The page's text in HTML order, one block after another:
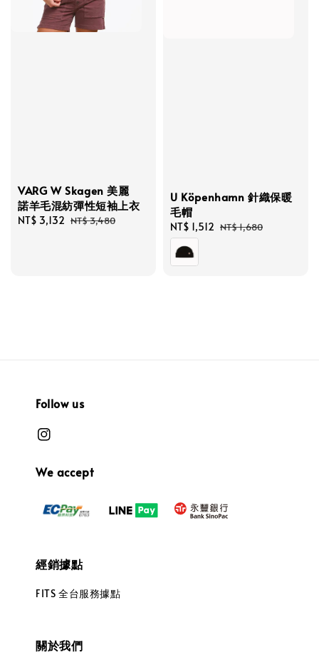
VARG W Skagen 美麗
諾羊毛混紡彈性短袖上衣
Sale
NT$ 3,132 Regular
NT$ 3,480
U Köpenhamn 針織保暖
毛帽
Sale
price
NT$ 1,512 Regular
NT$ 1,680
Follow us
We accept
經銷據點
FITS 全台服務據點
關於我們